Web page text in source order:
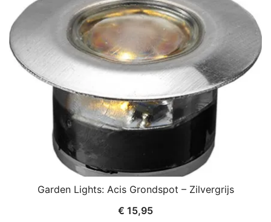
Garden Lights: Acis Grondspot – Zilvergrijs
€ 15,95